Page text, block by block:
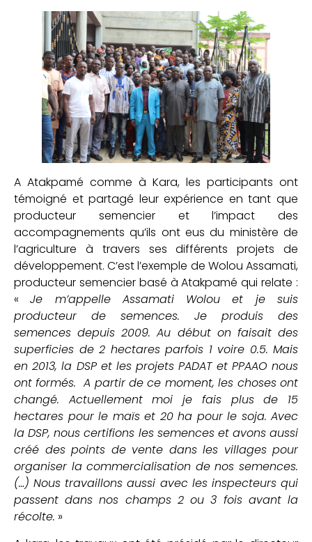
A Atakpamé comme à Kara, les participants ont
témoigné et partagé leur expérience en tant que
producteur semencier et l’impact des
accompagnements qu’ils ont eus du ministère de
l’agriculture à travers ses différents projets de
développement. C’est l’exemple de Wolou Assamati,
producteur semencier basé à Atakpamé qui relate :
«Je m’appelle Assamati Wolou et je suis
producteur de semences. Je produis des
semences depuis 2009. Au début on faisait des
superficies de 2 hectares parfois 1 voire 0.5. Mais
en 2013, la DSP et les projets PADAT et PPAAO nous
ont formés. A partir de ce moment, les choses ont
changé. Actuellement moi je fais plus de 15
hectares pour le maïs et 20 ha pour le soja. Avec
la DSP, nous certifions les semences et avons aussi
créé des points de vente dans les villages pour
organiser la commercialisation de nos semences.
(…) Nous travaillons aussi avec les inspecteurs qui
passent dans nos champs 2 ou 3 fois avant la
récolte. »